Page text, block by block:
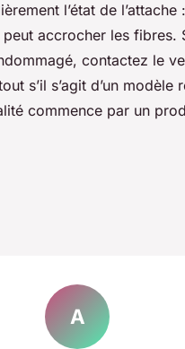
l’état de l’attache
accrocher les fibres.
contactez le
s’il s’agit d’un modèle
commence par un
A